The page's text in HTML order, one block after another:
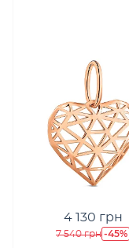
4 130 грн
7 540 грн -45%